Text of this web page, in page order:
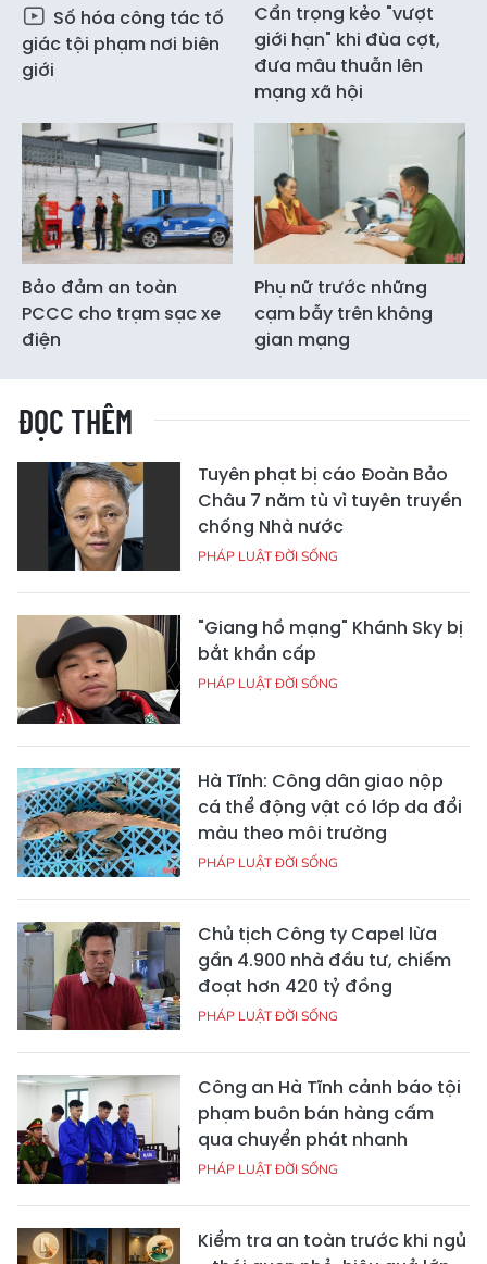
Số hóa công tác tố
giác tội phạm nơi biên
giới
Cẩn trọng kẻo "vượt
giới hạn" khi đùa cợt,
đưa mâu thuẫn lên
mạng xã hội
Bảo đảm an toàn
PCCC cho trạm sạc xe
điện
Phụ nữ trước những
cạm bẫy trên không
gian mạng
ĐỌC THÊM
Tuyên phạt bị cáo Đoàn Bảo
Châu 7 năm tù vì tuyên truyền
chống Nhà nước
PHÁP LUẬT ĐỜI SỐNG
"Giang hồ mạng" Khánh Sky bị
bắt khẩn cấp
PHÁP LUẬT ĐỜI SỐNG
Hà Tĩnh: Công dân giao nộp
cá thể động vật có lớp da đổi
màu theo môi trường
PHÁP LUẬT ĐỜI SỐNG
Chủ tịch Công ty Capel lừa
gần 4.900 nhà đầu tư, chiếm
đoạt hơn 420 tỷ đồng
PHÁP LUẬT ĐỜI SỐNG
Công an Hà Tĩnh cảnh báo tội
phạm buôn bán hàng cấm
qua chuyển phát nhanh
PHÁP LUẬT ĐỜI SỐNG
Kiểm tra an toàn trước khi ngủ